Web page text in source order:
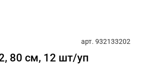
арт. 932133202
80 см, 12 шт/уп